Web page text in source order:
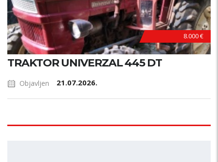
8.000 €
TRAKTOR UNIVERZAL 445 DT
Objavljen 21.07.2026.